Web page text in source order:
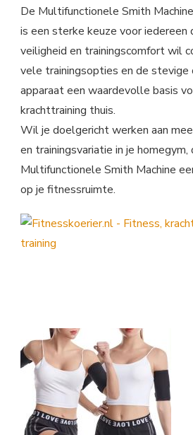
De Multifunctionele Smith
is een sterke keuze voor iedereen
veiligheid en trainingscomfort wil
vele trainingsopties en de
apparaat een waardevolle basis
krachttraining thuis.
Wil je doelgericht werken aan
en trainingsvariatie in je homegym,
Multifunctionele Smith Machine
op je fitnessruimte.